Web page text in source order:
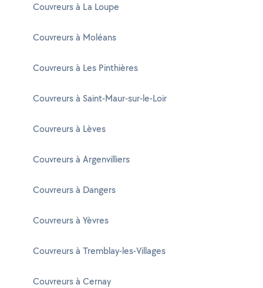
Couvreurs à La Loupe
Couvreurs à Moléans
Couvreurs à Les Pinthières
Couvreurs à Saint-Maur-sur-le-Loir
Couvreurs à Lèves
Couvreurs à Argenvilliers
Couvreurs à Dangers
Couvreurs à Yèvres
Couvreurs à Tremblay-les-Villages
Couvreurs à Cernay